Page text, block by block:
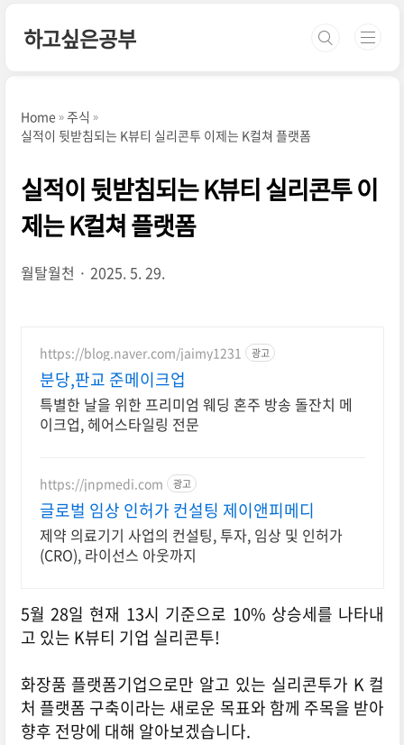
하고싶은공부
Home
주식
실적이 뒷받침되는 K뷰티 실리콘투 이제는 K컬쳐 플랫폼
실적이 뒷받침되는 K뷰티 실리콘투 이
제는 K컬쳐 플랫폼
월탈월천 2025. 5. 29.
https://blog.naver.com/jaimy1231 광고
분당,판교 준메이크업
특별한 날을 위한 프리미엄 웨딩 혼주 방송 돌잔치 메
이크업, 헤어스타일링 전문
https://jnpmedi.com 광고
글로벌 임상 인허가 컨설팅 제이앤피메디
제약 의료기기 사업의 컨설팅, 투자, 임상 및 인허가
(CRO), 라이선스 아웃까지
5월 28일 현재 13시 기준으로 10% 상승세를 나타내
고 있는 K뷰티 기업 실리콘투!
화장품 플랫폼기업으로만 알고 있는 실리콘투가 K 컬
처 플랫폼 구축이라는 새로운 목표와 함께 주목을 받아
향후 전망에 대해 알아보겠습니다.